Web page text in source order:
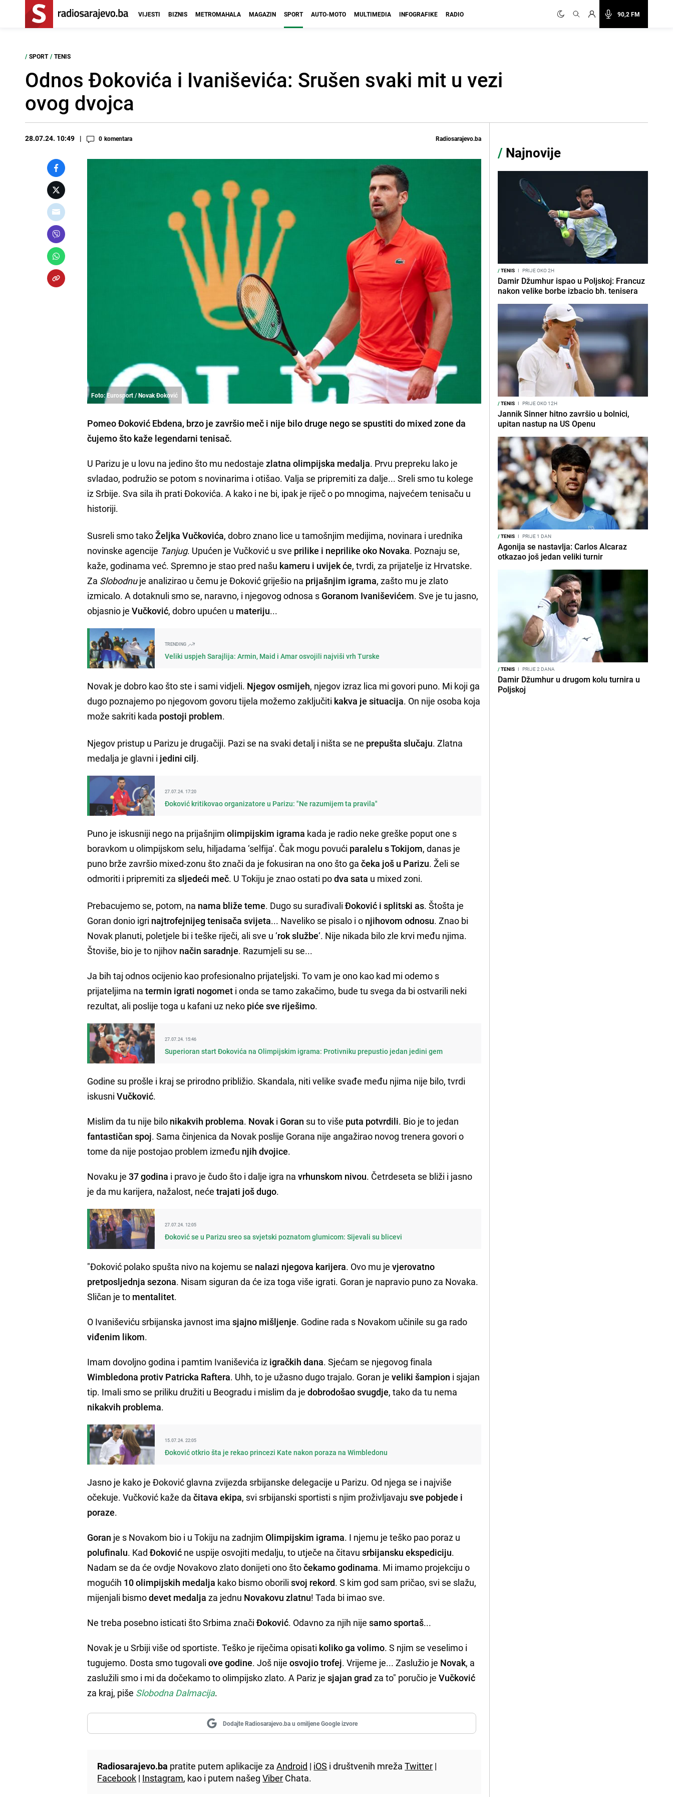
90,2 FM
VIJESTI BIZNIS METROMAHALA MAGAZIN SPORT AUTO-MOTO MULTIMEDIA INFOGRAFIKE RADIO
/ SPORT / TENIS
Odnos Đokovića i Ivaniševića: Srušen svaki mit u vezi
ovog dvojca
28.07.24. 10:49 0 komentara Radiosarajevo.ba
Foto: Eurosport / Novak Đoković
Pomeo Đoković Ebdena, brzo je završio meč i nije bilo druge nego se spustiti do mixed zone da
čujemo što kaže legendarni tenisač.
U Parizu je u lovu na jedino što mu nedostajezlatna olimpijska medalja. Prvu prepreku lako je
svladao, podružio se potom s novinarima i otišao. Valja se pripremiti za dalje... Sreli smo tu kolege
iz Srbije. Sva sila ih prati Đokovića. A kako i ne bi, ipak je riječ o po mnogima, najvećem tenisaču u
historiji.
Susreli smo takoŽeljka Vučkovića, dobro znano lice u tamošnjim medijima, novinara i urednika
novinske agencije Tanjug. Upućen je Vučković u sve prilike i neprilike oko Novaka. Poznaju se,
kaže, godinama već. Spremno je stao pred našu kameru i uvijek će, tvrdi, za prijatelje iz Hrvatske.
Za Slobodnuje analizirao u čemu je Đoković griješio na prijašnjim igrama, zašto mu je zlato
izmicalo. A dotaknuli smo se, naravno, i njegovog odnosa s Goranom Ivaniševićem. Sve je tu jasno,
objasnio jeVučković, dobro upućen u materiju...
TRENDING
Veliki uspjeh Sarajlija: Armin, Maid i Amar osvojili najviši vrh Turske
Novak je dobro kao što ste i sami vidjeli. Njegov osmijeh, njegov izraz lica mi govori puno. Mi koji ga
dugo poznajemo po njegovom govoru tijela možemo zaključiti kakva je situacija. On nije osoba koja
može sakriti kada postoji problem.
Njegov pristup u Parizu je drugačiji. Pazi se na svaki detalj i ništa se ne prepušta slučaju. Zlatna
medalja je glavni i jedini cilj.
27.07.24. 17:20
Đoković kritikovao organizatore u Parizu: "Ne razumijem ta pravila"
Puno je iskusniji nego na prijašnjimolimpijskim igrama kada je radio neke greške poput one s
boravkom u olimpijskom selu, hiljadama ‘selfija‘. Čak mogu povući paralelu s Tokijom, danas je
puno brže završio mixed-zonu što znači da je fokusiran na ono što gačeka još u Parizu. Želi se
odmoriti i pripremiti zasljedeći meč. U Tokiju je znao ostati podva sata u mixed zoni.
Prebacujemo se, potom, na nama bliže teme. Dugo su surađivaliĐoković i splitski as. Štošta je
Goran donio igri najtrofejnijeg tenisača svijeta... Naveliko se pisalo i o njihovom odnosu. Znao bi
Novak planuti, poletjele bi i teške riječi, ali sve u ‘rok službe‘. Nije nikada bilo zle krvi među njima.
Štoviše, bio je to njihov način saradnje. Razumjeli su se...
Ja bih taj odnos ocijenio kao profesionalno prijateljski. To vam je ono kao kad mi odemo s
prijateljima natermin igrati nogomet i onda se tamo zakačimo, bude tu svega da bi ostvarili neki
rezultat, ali poslije toga u kafani uz neko piće sve riješimo.
27.07.24. 15:46
Superioran start Đokovića na Olimpijskim igrama: Protivniku prepustio jedan jedini gem
Godine su prošle i kraj se prirodno približio. Skandala, niti velike svađe među njima nije bilo, tvrdi
iskusniVučković.
Mislim da tu nije bilo nikakvih problema. Novak i Goran su to više puta potvrdili. Bio je to jedan
fantastičan spoj. Sama činjenica da Novak poslije Gorana nije angažirao novog trenera govori o
tome da nije postojao problem između njih dvojice.
Novaku je37 godina i pravo je čudo što i dalje igra navrhunskom nivou. Četrdeseta se bliži i jasno
je da mu karijera, nažalost, nećetrajati još dugo.
27.07.24. 12:05
Đoković se u Parizu sreo sa svjetski poznatom glumicom: Sijevali su blicevi
"Đoković polako spušta nivo na kojemu se nalazi njegova karijera. Ovo mu jevjerovatno
pretposljednja sezona. Nisam siguran da će iza toga više igrati. Goran je napravio puno za Novaka.
Sličan je to mentalitet.
O Ivaniševiću srbijanska javnost imasjajno mišljenje. Godine rada s Novakom učinile su ga rado
viđenim likom.
Imam dovoljno godina i pamtim Ivaniševića iz igračkih dana. Sjećam se njegovog finala
Wimbledona protiv Patricka Raftera. Uhh, to je užasno dugo trajalo. Goran jeveliki šampion i sjajan
tip. Imali smo se priliku družiti u Beogradu i mislim da jedobrodošao svugdje, tako da tu nema
nikakvih problema.
15.07.24. 22:05
Đoković otkrio šta je rekao princezi Kate nakon poraza na Wimbledonu
Jasno je kako je Đoković glavna zvijezda srbijanske delegacije u Parizu. Od njega se i najviše
očekuje. Vučković kaže dačitava ekipa, svi srbijanski sportisti s njim proživljavajusve pobjede i
poraze.
Goran je s Novakom bio i u Tokiju na zadnjimOlimpijskim igrama. I njemu je teško pao poraz u
polufinalu. KadĐoković ne uspije osvojiti medalju, to utječe na čitavusrbijansku ekspediciju.
Nadam se da će ovdje Novakovo zlato donijeti ono štočekamo godinama. Mi imamo projekciju o
mogućih 10 olimpijskih medalja kako bismo oborilisvoj rekord. S kim god sam pričao, svi se slažu,
mijenjali bismodevet medalja za jednu Novakovu zlatnu! Tada bi imao sve.
Ne treba posebno isticati što Srbima značiĐoković. Odavno za njih nijesamo sportaš...
Novak je u Srbiji više od sportiste. Teško je riječima opisati koliko ga volimo. S njim se veselimo i
tugujemo. Dosta smo tugovaliove godine. Još nijeosvojio trofej. Vrijeme je... Zaslužio je Novak, a
zaslužili smo i mi da dočekamo to olimpijsko zlato. A Pariz jesjajan grad za to" poručio jeVučković
za kraj, piše Slobodna Dalmacija.
Dodajte Radiosarajevo.ba u omiljene Google izvore
Radiosarajevo.ba pratite putem aplikacije zaAndroid | iOS i društvenih mrežaTwitter |
Facebook | Instagram, kao i putem našegViber Chata.
/ Najnovije
/TENIS I PRIJE OKO 2H
Damir Džumhur ispao u Poljskoj: Francuz
nakon velike borbe izbacio bh. tenisera
/TENIS I PRIJE OKO 12H
Jannik Sinner hitno završio u bolnici,
upitan nastup na US Openu
/TENIS I PRIJE 1 DAN
Agonija se nastavlja: Carlos Alcaraz
otkazao još jedan veliki turnir
/TENIS I PRIJE 2 DANA
Damir Džumhur u drugom kolu turnira u
Poljskoj